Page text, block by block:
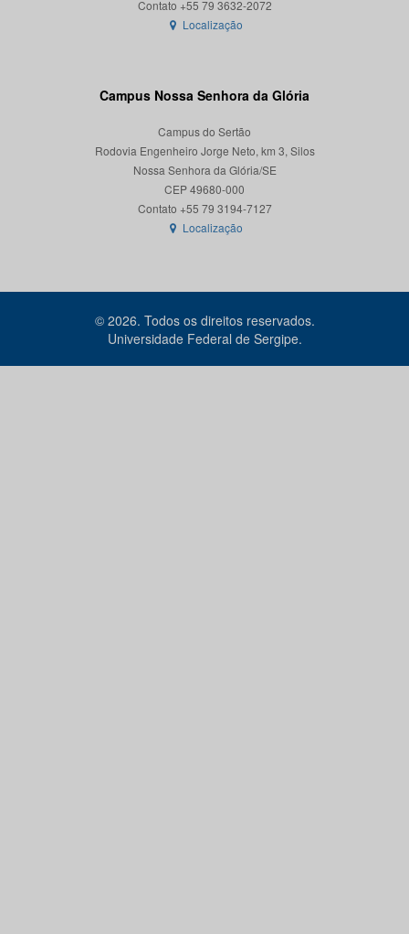
Localização
Campus Nossa Senhora da Glória
Campus do Sertão
Rodovia Engenheiro Jorge Neto, km 3, Silos
Nossa Senhora da Glória/SE
CEP 49680-000
Contato +55 79 3194-7127
Localização
© 2026. Todos os direitos reservados.
Universidade Federal de Sergipe.